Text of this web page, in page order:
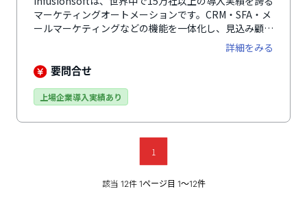
マーケティングオートメーションです。CRM・SFA・メ
ールマーケティングなどの機能を一体化し、見込み顧客
の管理から営業支援、決済・支払い追跡まで一貫して対
応できます。起業家・中小企業向けに特化した設計で、
複数のアプリケーションとも連携可能。専任チームを抱
す。営業・決済までを含む機能を一つのプラットフォー
本格的に目指す企業におすすめです。
詳細をみる
要問合せ
上場企業導入実績あり
1
該当 12件 1ページ目 1〜12件